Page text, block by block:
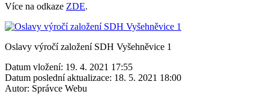
Více na odkaze ZDE.
Oslavy výročí založení SDH Vyšehněvice 1
Datum vložení: 19. 4. 2021 17:55
Datum poslední aktualizace: 18. 5. 2021 18:00
Autor: Správce Webu